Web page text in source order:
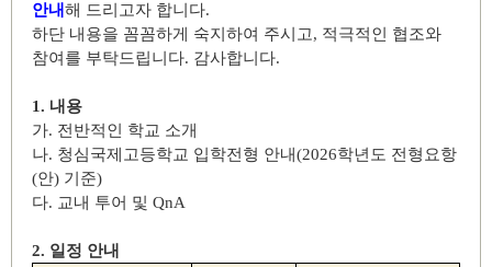
안내해 드리고자 합니다.
하단 내용을 꼼꼼하게 숙지하여 주시고, 적극적인 협조와
참여를 부탁드립니다. 감사합니다.
1. 내용
가. 전반적인 학교 소개
나. 청심국제고등학교 입학전형 안내(2026학년도 전형요항
(안) 기준)
다. 교내 투어 및 QnA
2. 일정 안내